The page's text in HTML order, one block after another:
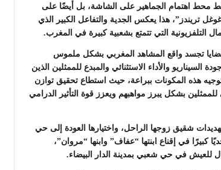
محط اهتمام الجماهير على الشاشة، بل أيضًا على
تريندز”، هذا يعكس الجدية والتفاعل الكبير الذي
التلفزيونية التي تتمتع بشعبية كبيرة في المغرب.
تجسد واقع المشاهد المغربي بشكل ملموس
والأداء الاستثنائي والمبدع للممثلين الذين
هذه المكونات ببراعة، حيث استطاع تحقيق توازن
للممثلين بشكل يبرز مواهبهم ويعزز قوة التأثير الدرامي
شقيق زوجها الراحل، واختيارها العودة إلى حي
في إقناع ابنتها “عفاف” وابنها “مروان”،
للعيش في حي شعبي بمدينة الدار البيضاء.